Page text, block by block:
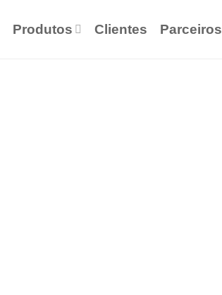
Produtos Clientes Parceiros